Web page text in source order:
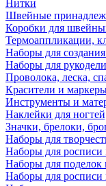
Нитки
Швейные
Коробки для
Термоаппликации,
Наборы для
Наборы для
Проволока, леска,
Красители и
Инструменты и
Наклейки для
Значки, брелоки,
Наборы для
Наборы для росписи
Наборы для поделок
Наборы для росписи